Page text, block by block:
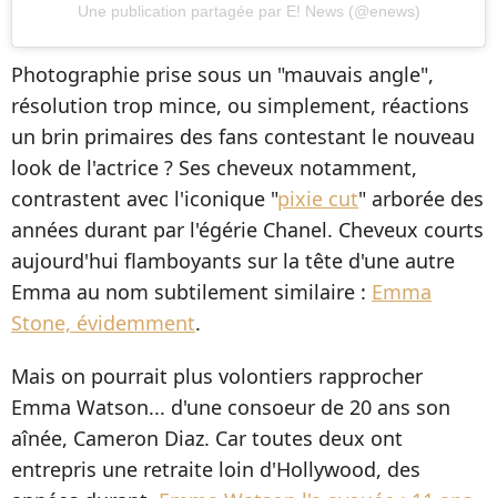
Une publication partagée par E! News (@enews)
Photographie prise sous un "mauvais angle",
résolution trop mince, ou simplement, réactions
un brin primaires des fans contestant le nouveau
look de l'actrice ? Ses cheveux notamment,
contrastent avec l'iconique "pixie cut" arborée des
années durant par l'égérie Chanel. Cheveux courts
aujourd'hui flamboyants sur la tête d'une autre
Emma au nom subtilement similaire : Emma
Stone, évidemment.
Mais on pourrait plus volontiers rapprocher
Emma Watson... d'une consoeur de 20 ans son
aînée, Cameron Diaz. Car toutes deux ont
entrepris une retraite loin d'Hollywood, des